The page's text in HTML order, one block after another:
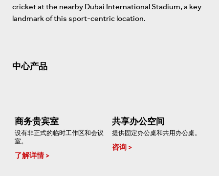
cricket at the nearby Dubai International Stadium, a key
landmark of this sport-centric location.
中心产品
商务贵宾室
设有非正式的临时工作区和会议
室。
了解详情
共享办公空间
提供固定办公桌和共用办公桌。
咨询